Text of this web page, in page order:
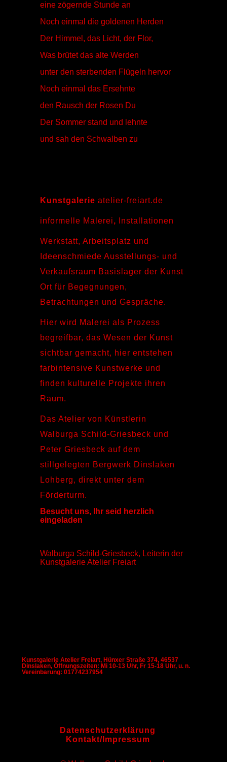
eine zögernde Stunde an
Noch einmal die goldenen Herden
Der Himmel, das Licht, der Flor,
Was brütet das alte Werden
unter den sterbenden Flügeln hervor
Noch einmal das Ersehnte
den Rausch der Rosen Du
Der Sommer stand und lehnte
und sah den Schwalben zu
Kunstgalerie atelier-freiart.de
informelle Malerei, Installationen
Werkstatt, Arbeitsplatz und
Ideenschmiede Ausstellungs- und
Verkaufsraum Basislager der Kunst
Ort für Begegnungen,
Betrachtungen und Gespräche.
Hier wird Malerei als Prozess
begreifbar, das Wesen der Kunst
sichtbar gemacht, hier entstehen
farbintensive Kunstwerke und
finden kulturelle Projekte ihren
Raum.
Das Atelier von Künstlerin
Walburga Schild-Griesbeck und
Peter Griesbeck auf dem
stillgelegten Bergwerk Dinslaken
Lohberg, direkt unter dem
Förderturm.
Besucht uns, Ihr seid herzlich
eingeladen
Walburga Schild-Griesbeck, Leiterin der
Kunstgalerie Atelier Freiart
Kunstgalerie Atelier Freiart, Hünxer Straße 374, 46537
Dinslaken, Öffnungszeiten: Mi 10-13 Uhr, Fr 15-18 Uhr, u. n.
Vereinbarung: 01774237954
Datenschutzerklärung
Kontakt/Impressum